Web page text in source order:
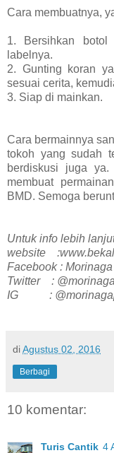
Cara membuatnya,
1. Bersihkan
labelnya.
2. Gunting koran
sesuai cerita,
3. Siap di mainkan.
Cara bermainnya
tokoh yang sudah
berdiskusi juga
membuat
BMD. Semoga
Untuk info lebih
website
Facebook :
Twitter :
IG :
diAgustus 02, 2016
Berbagi
10 komentar:
Turis Cantik 4